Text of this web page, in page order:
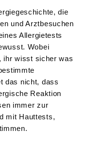
die
und Arztbesuchen
Allergietests
Wobei
ihr wisst sicher was
das nicht, dass
Reaktion
immer zur
mit Hauttests,